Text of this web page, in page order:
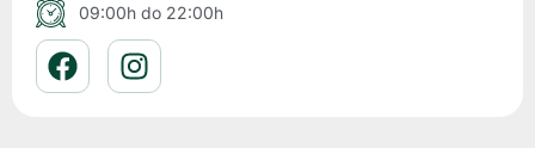
09:00h do 22:00h